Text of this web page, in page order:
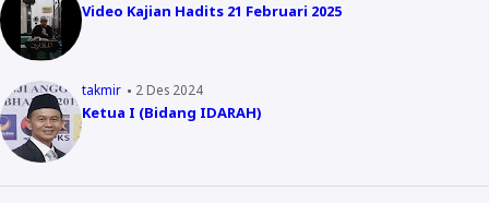
Video Kajian Hadits 21 Februari 2025
takmir 2 Des 2024
Ketua I (Bidang IDARAH)